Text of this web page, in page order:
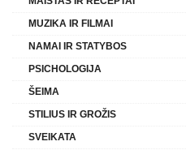
MUZIKA IR FILMAI
NAMAI IR STATYBOS
PSICHOLOGIJA
ŠEIMA
STILIUS IR GROŽIS
SVEIKATA